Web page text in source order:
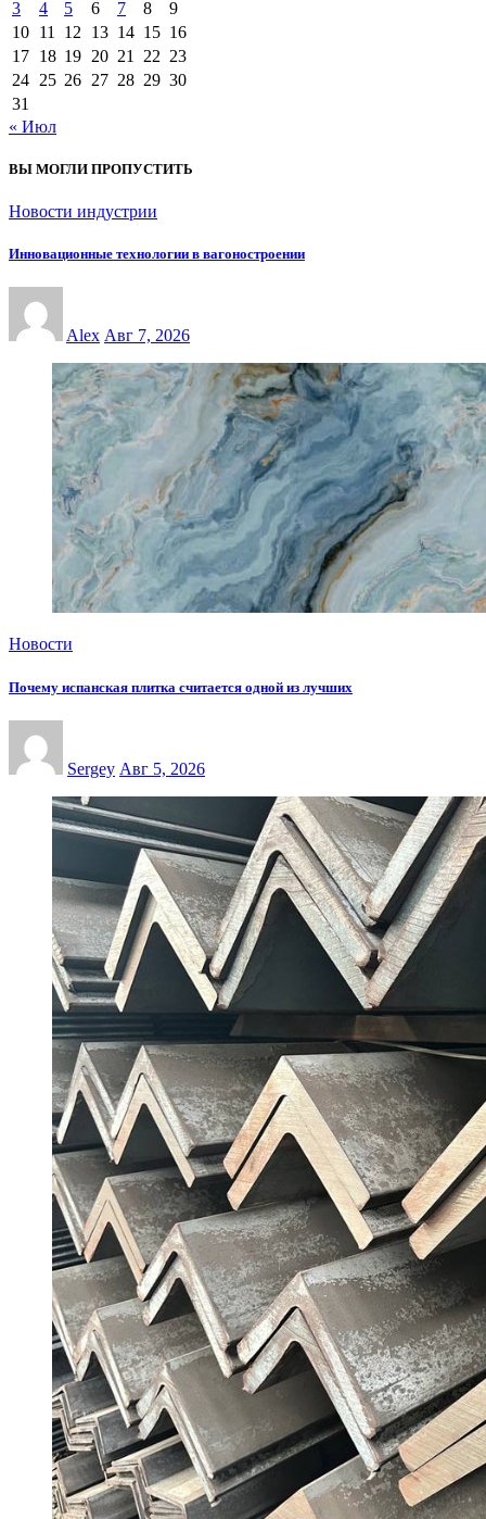
3 4 5 6 7 8
9
10 11 12 13 14 15 16
17 18 19 20 21 22 23
24 25 26 27 28 29 30
31
« Июл
ВЫ МОГЛИ ПРОПУСТИТЬ
Новости индустрии
Инновационные технологии в вагоностроении
Alex Авг 7, 2026
Новости
Почему испанская плитка считается одной из лучших
Sergey Авг 5, 2026